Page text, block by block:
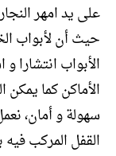
على يد امهر
حيث أن لأبواب
الأبواب انتشارا
الأماكن كما يمكن
سهولة و أمان،
القفل المركب